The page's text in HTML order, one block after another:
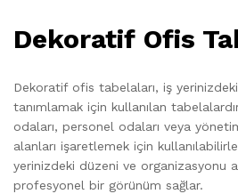
Dekoratif Ofis
Dekoratif ofis tabelaları, iş
tanımlamak için kullanılan
odaları, personel odaları veya
alanları işaretlemek için
yerinizdeki düzeni ve organizasyonu
profesyonel bir görünüm sağlar.